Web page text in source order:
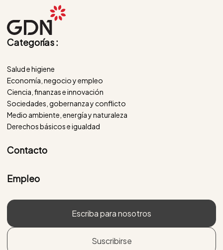
Categorías :
Salud e higiene
Economía, negocio y empleo
Ciencia, finanzas e innovación
Sociedades, gobernanza y conflicto
Medio ambiente, energía y naturaleza
Derechos básicos e igualdad
Contacto
Empleo
Escriba para nosotros
Suscribirse